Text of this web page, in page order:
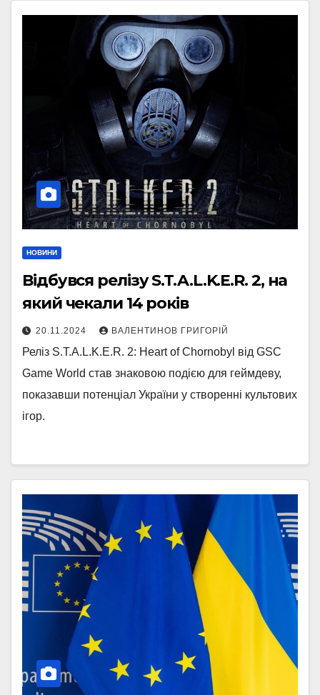
НОВИНИ
Відбувся релізу S.T.A.L.K.E.R. 2, на
який чекали 14 років
20.11.2024 ВАЛЕНТИНОВ ГРИГОРІЙ
Реліз S.T.A.L.K.E.R. 2: Heart of Chornobyl від GSC
Game World став знаковою подією для геймдеву,
показавши потенціал України у створенні культових
ігор.